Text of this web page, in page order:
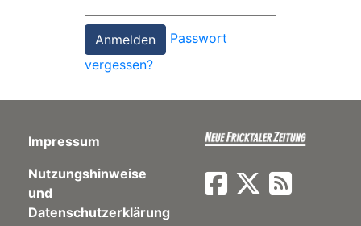
Paper
App
Passwort
vergessen?
Impressum
Nutzungshinweise
und
Datenschutzerklärung